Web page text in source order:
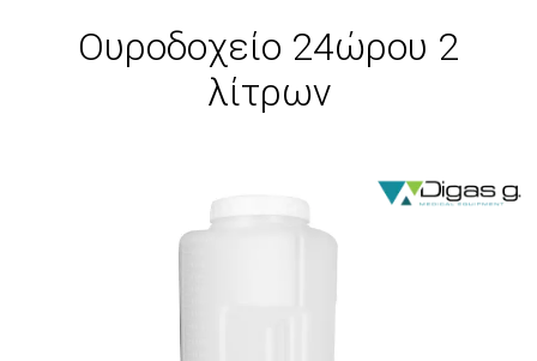
Ουροδοχείο 24ώρου 2
λίτρων